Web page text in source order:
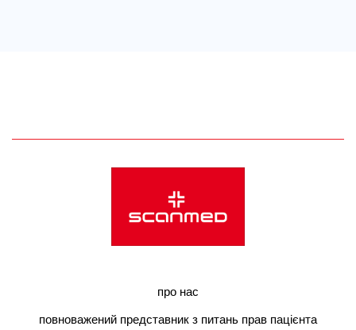
про нас
повноважений представник з питань прав пацієнта